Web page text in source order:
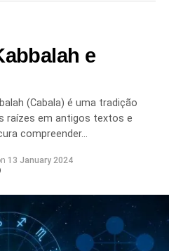
e
(Cabala) é uma tradição
raízes em antigos textos e
compreender…
13 January 2024